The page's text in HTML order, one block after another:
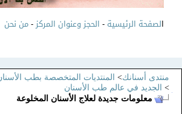
لصفحة الرئيسية-الحجز وعنوان المركز-من نحن
منتدى أسنانك>المنتديات المتخصصة بطب الأسنان
>الجديد في عالم طب الأسنان
معلومات جديدة لعلاج الأسنان المخلوعة